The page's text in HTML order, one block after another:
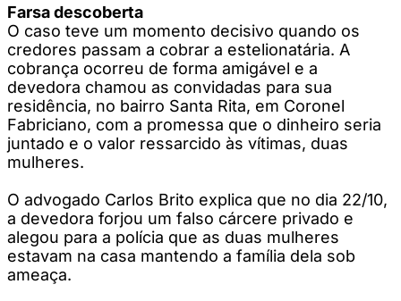
Farsa descoberta
O caso teve um momento decisivo quando os
credores passam a cobrar a estelionatária. A
cobrança ocorreu de forma amigável e a
devedora chamou as convidadas para sua
residência, no bairro Santa Rita, em Coronel
Fabriciano, com a promessa que o dinheiro seria
juntado e o valor ressarcido às vítimas, duas
mulheres.
O advogado Carlos Brito explica que no dia 22/10,
a devedora forjou um falso cárcere privado e
alegou para a polícia que as duas mulheres
estavam na casa mantendo a família dela sob
ameaça.